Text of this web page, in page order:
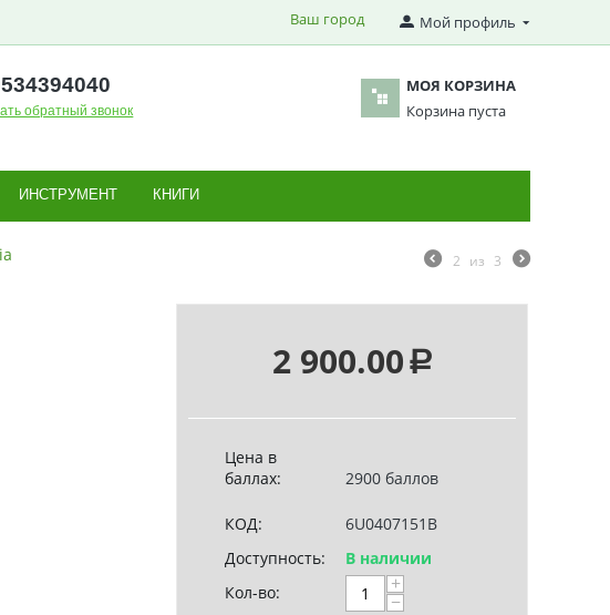
Мой профиль
Ваш город
94040
обратный звонок
МОЯ КОРЗИНА
Корзина пуста
ИНСТРУМЕНТ КНИГИ
2 из 3
2 900.00 Р
Цена в
баллах:
2900 баллов
КОД:
6U0407151B
Доступность:
В наличии
Кол-во:
+
−